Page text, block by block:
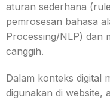
aturan sederhana
pemrosesan bahasa
Processing/NLP) dan
canggih.
Dalam konteks digital
digunakan di website,